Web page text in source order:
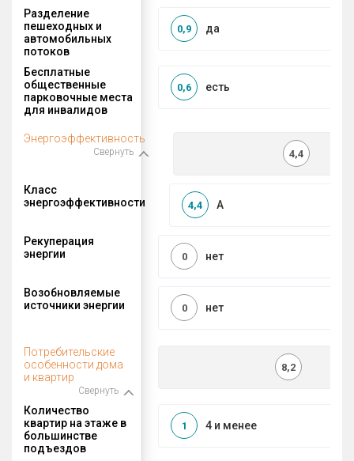
Разделение
пешеходных и
автомобильных
потоков
да
0,9
Бесплатные
общественные
парковочные места
для инвалидов
есть
0,6
Энергоэффективность
Свернуть 4,4
Класс
энергоэффективности
A
4,4
Рекуперация
энергии
нет
0
Возобновляемые
источники энергии
нет
0
Потребительские
особенности дома
и квартир
Свернуть
8,2
Количество
квартир на этаже в
большинстве
подъездов
4 и менее
1